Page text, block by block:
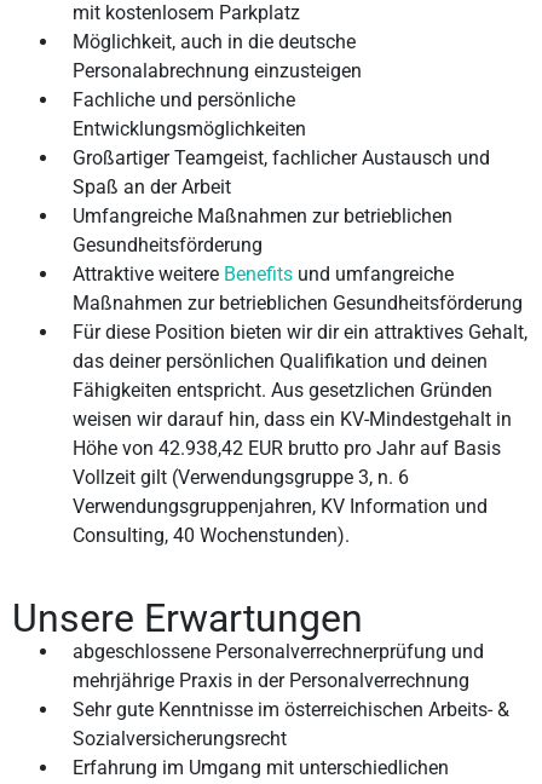
mit kostenlosem Parkplatz
Möglichkeit, auch in die deutsche
Personalabrechnung einzusteigen
Fachliche und persönliche
Entwicklungsmöglichkeiten
Großartiger Teamgeist, fachlicher Austausch und
Spaß an der Arbeit
Umfangreiche Maßnahmen zur betrieblichen
Gesundheitsförderung
Attraktive weitere Benefits und umfangreiche
Maßnahmen zur betrieblichen Gesundheitsförderung
Für diese Position bieten wir dir ein attraktives Gehalt,
das deiner persönlichen Qualifikation und deinen
Fähigkeiten entspricht. Aus gesetzlichen Gründen
weisen wir darauf hin, dass ein KV-Mindestgehalt in
Höhe von 42.938,42 EUR brutto pro Jahr auf Basis
Vollzeit gilt (Verwendungsgruppe 3, n. 6
Verwendungsgruppenjahren, KV Information und
Consulting, 40 Wochenstunden).
Unsere Erwartungen
abgeschlossene Personalverrechnerprüfung und
mehrjährige Praxis in der Personalverrechnung
Sehr gute Kenntnisse im österreichischen Arbeits- &
Sozialversicherungsrecht
Erfahrung im Umgang mit unterschiedlichen